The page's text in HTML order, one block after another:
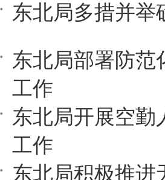
东北局多措并举
东北局部署防范
工作
东北局开展空勤
工作
东北局积极推进